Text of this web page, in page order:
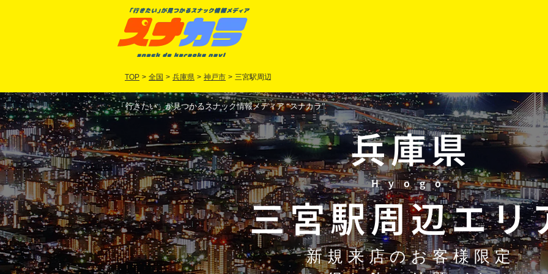
TOP > 全国 > 兵庫県 > 神戸市 > 三宮駅周辺
「行きたい」が見つかるスナック情報メディア “スナカラ”
兵庫県
Hyogo
三宮駅周辺エリ
新規来店のお客様限定